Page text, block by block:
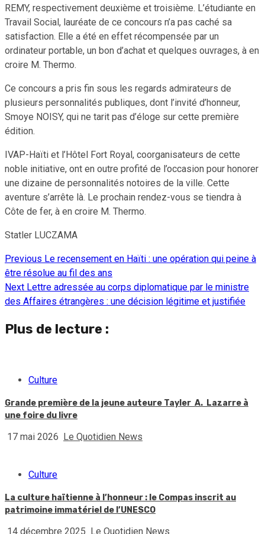
REMY, respectivement deuxième et troisième. L’étudiante en
Travail Social, lauréate de ce concours n’a pas caché sa
satisfaction. Elle a été en effet récompensée par un
ordinateur portable, un bon d’achat et quelques ouvrages, à en
croire M. Thermo.
Ce concours a pris fin sous les regards admirateurs de
plusieurs personnalités publiques, dont l’invité d’honneur,
Smoye NOISY, qui ne tarit pas d’éloge sur cette première
édition.
IVAP-Haïti et l’Hôtel Fort Royal, coorganisateurs de cette
noble initiative, ont en outre profité de l’occasion pour honorer
une dizaine de personnalités notoires de la ville. Cette
aventure s’arrête là. Le prochain rendez-vous se tiendra à
Côte de fer, à en croire M. Thermo.
Statler LUCZAMA
Continue
Reading
Previous Le recensement en Haïti : une opération qui peine à
être résolue au fil des ans
Next Lettre adressée au corps diplomatique par le ministre
des Affaires étrangères : une décision légitime et justifiée
Plus de lecture :
Culture
Grande première de la jeune auteure Tayler A. Lazarre à
une foire du livre
17 mai 2026 Le Quotidien News
Culture
La culture haïtienne à l’honneur : le Compas inscrit au
patrimoine immatériel de l’UNESCO
14 décembre 2025 Le Quotidien News